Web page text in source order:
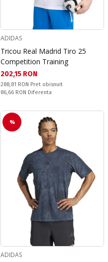
ADIDAS
Tricou Real Madrid Tiro 25
Competition Training
Текуща цена:
202,15 RON
Pret obisnuit:
288,81 RON Pret obisnuit
Спестявате:
86,66 RON Diferenta
%
ADIDAS